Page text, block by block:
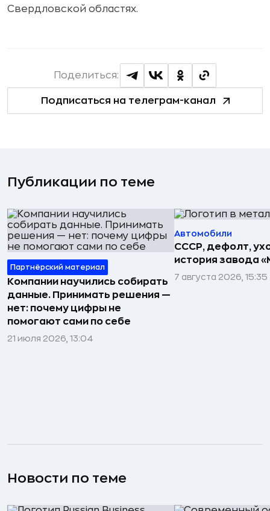
Свердловской областях.
Поделиться:
Подписаться на телеграм-канал
Публикации по теме
Партнёрский материал
Компании научились собирать
данные. Принимать решения —
нет: почему цифры не
помогают сами по себе
21 июля 2026, 13:04
Автомобили
СССР, дефолт,
история завода
7 августа 2026, 15:35
Новости по теме